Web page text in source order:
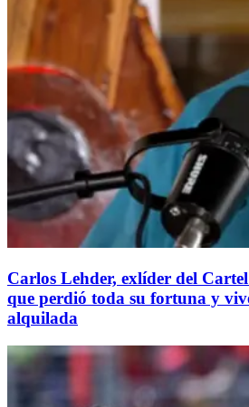
Carlos Lehder, exlíder del
que perdió toda su fortuna y
alquilada